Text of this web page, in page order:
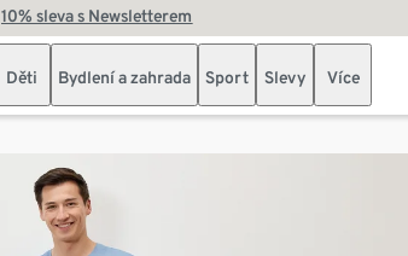
10% sleva s Newsletterem
Děti Bydlení a zahrada Sport Slevy Více